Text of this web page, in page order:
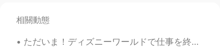
相關動態
ただいま！ディズニーワールドで仕事を終えると、毎晩花火を見ます! 🤩 Finished my shift today! I always see the fireworks every nig...